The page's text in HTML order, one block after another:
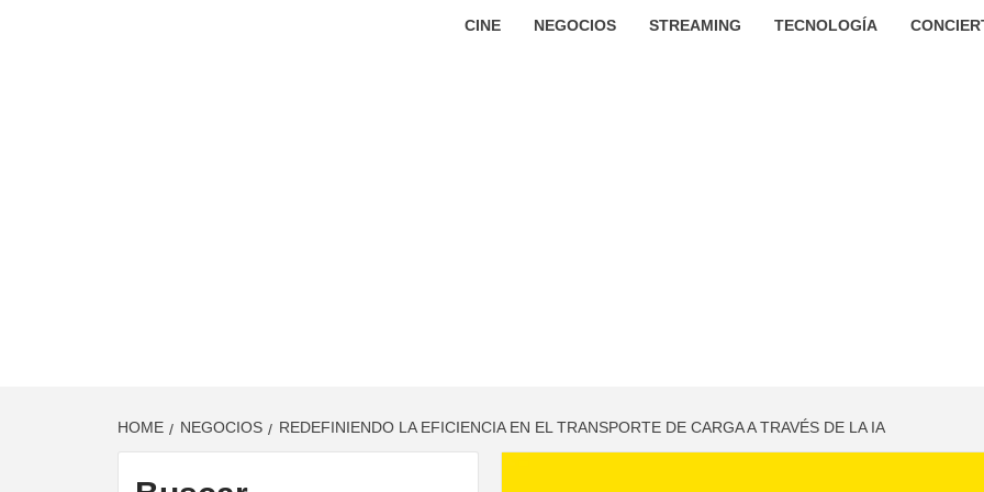
CINE NEGOCIOS STREAMING TECNOLOGÍA
HOME NEGOCIOS REDEFINIENDO LA EFICIENCIA EN EL TRANSPORTE DE CARGA A TRAVÉS DE LA IA